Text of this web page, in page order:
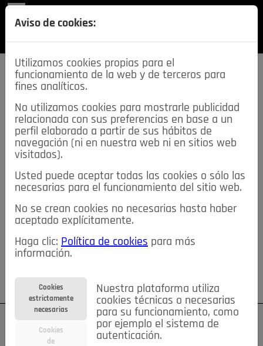
SECCIONES
descarga esta
REVISTA
≡NOTICIAS
NOTICIAS SERVICIOS DE INTERÉS
TABLÓN DE ANUNCIOS MIS ANUNCIOS CONTACTO
NOSOTROS
Su cuenta Regístrese ¿Olvidó su contraseña?
Aviso de cookies:
Utilizamos cookies propias para el
funcionamiento de la web y de terceros para
fines analíticos.
No utilizamos cookies para mostrarle publicidad
relacionada con sus preferencias en base a un
perfil elaborado a partir de sus hábitos de
navegación (ni en nuestra web ni en sitios web
visitados).
Usted puede aceptar todas las cookies o sólo las
necesarias para el funcionamiento del sitio web.
No se crean cookies no necesarias hasta haber
aceptado explícitamente.
Haga clic: Política de cookies para más
información.
Cookies
estrictamente
necesarias
Cookies
de
Nuestra plataforma utiliza
cookies técnicas o necesarias
para su funcionamiento, como
por ejemplo el sistema de
autenticación.